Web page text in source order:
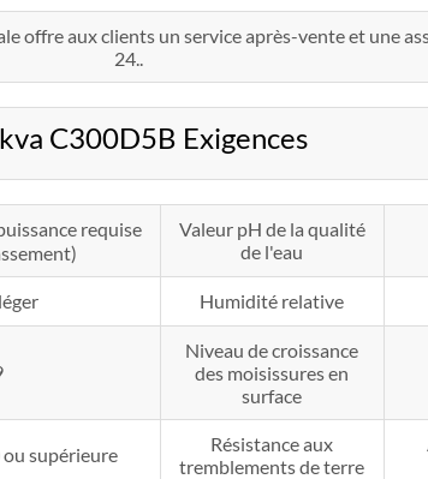
offre aux clients un service après-vente et une
24..
C300D5B Exigences
requise
Valeur pH de la qualité
de l'eau
Humidité relative
Niveau de croissance
des moisissures en
surface
supérieure
Résistance aux
tremblements de terre